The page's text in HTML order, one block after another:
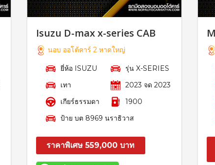
Isuzu D-max x-series CAB
นอบ ออโต้คาร์ 2 หาดใหญ่
ยี่ห้อ ISUZU
รุ่น X-SERIES
เทา
2023 จด 2023
เกียร์ธรรมดา
1900
ป้าย บต 8969 นราธิวาส
ราคาพิเศษ 559,000 บาท